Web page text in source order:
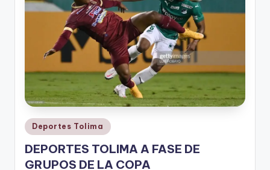
Publicado
en
Deportes Tolima
DEPORTES TOLIMA A FASE DE
GRUPOS DE LA COPA